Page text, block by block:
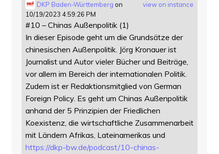
view on instance
DKP Baden-Württemberg on
10/19/2023 4:59:26 PM
#10 – Chinas Außenpolitik (1)
In dieser Episode geht um die Grundsätze der
chinesischen Außenpolitik. Jörg Kronauer ist
Journalist und Autor vieler Bücher und Beiträge,
vor allem im Bereich der internationalen Politik.
Zudem ist er Redaktionsmitglied von German
Foreign Policy. Es geht um Chinas Außenpolitik
anhand der 5 Prinzipien der Friedlichen
Koexistenz, die wirtschaftliche Zusammenarbeit
mit Ländern Afrikas, Lateinamerikas und
https://dkp-bw.de/podcast/10-chinas-